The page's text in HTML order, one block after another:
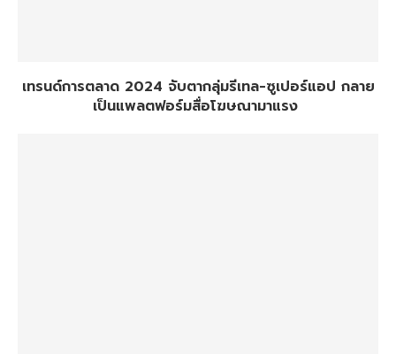
เทรนด์การตลาด 2024 จับตากลุ่มรีเทล-ซูเปอร์แอป กลาย
เป็นแพลตฟอร์มสื่อโฆษณามาแรง